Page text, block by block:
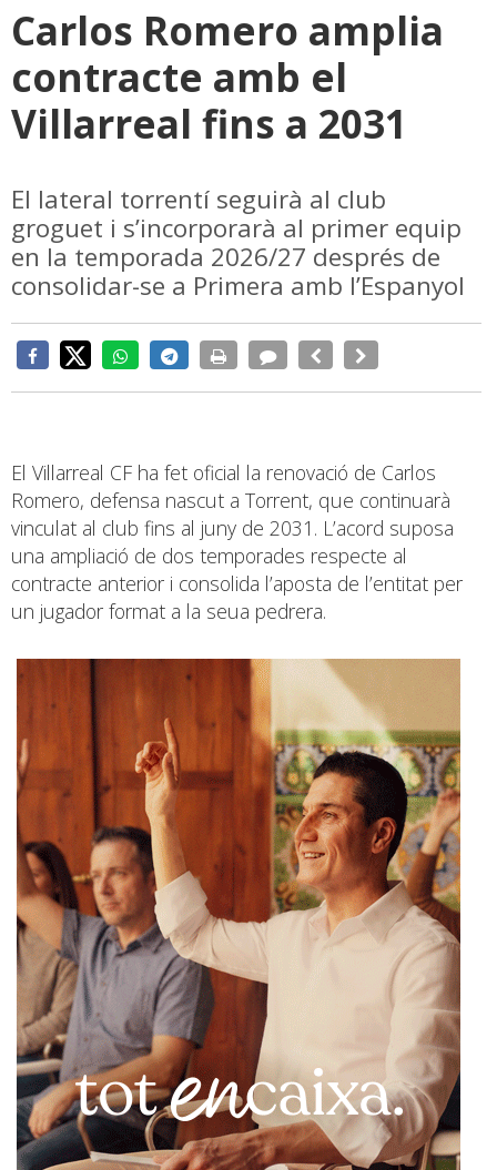
Carlos Romero amplia
contracte amb el
Villarreal fins a 2031
El lateral torrentí seguirà al club
groguet i s’incorporarà al primer equip
en la temporada 2026/27 després de
consolidar-se a Primera amb l’Espanyol
El Villarreal CF ha fet oficial la renovació de Carlos
Romero, defensa nascut a Torrent, que continuarà
vinculat al club fins al juny de 2031. L’acord suposa
una ampliació de dos temporades respecte al
contracte anterior i consolida l’aposta de l’entitat per
un jugador format a la seua pedrera.